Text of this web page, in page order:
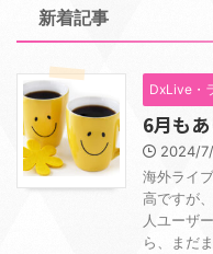
新着記事
DxLive・
6月も
2024/
海外ライ
高ですが
人ユーザ
ら、まだ